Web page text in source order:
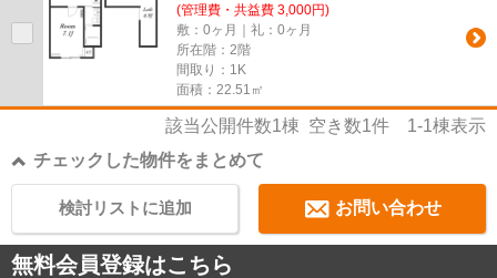
(管理費・共益費 3,000円)
敷：0ヶ月｜礼：0ヶ月
所在階：2階
間取り：1K
面積：22.51㎡
該当公開件数1棟 空き数1件 1-1棟表示
チェックした物件をまとめて
お問い合わせ
検討リストに追加
無料会員登録はこちら